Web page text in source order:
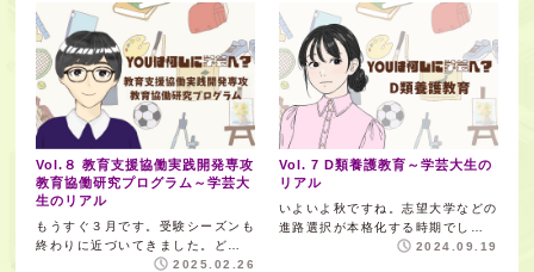
Vol.８ 教育支援協働実践開発専攻
教育協働研究プログラム～学芸大
生のリアル
もうすぐ３月です。受験シーズンも
終わりに近づいてきました。ど…
2025.02.26
Vol. 7 D類養護教育～学芸大生の
リアル
いよいよ秋ですね。志望大学などの
進路選択が本格化する時期でし…
2024.09.19